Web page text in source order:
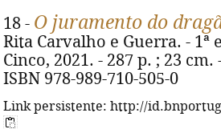
18 - O juramento do
Rita Carvalho e Guerra. - 1ª
Cinco, 2021. - 287 p. ; 23
ISBN 978-989-710-505-0
Link persistente: http://